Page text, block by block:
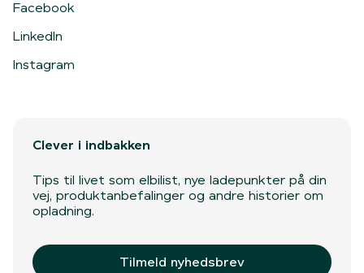
Facebook
LinkedIn
Instagram
Clever i indbakken
Tips til livet som elbilist, nye ladepunkter på din
vej, produktanbefalinger og andre historier om
opladning.
Tilmeld nyhedsbrev